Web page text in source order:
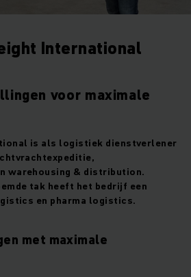
International
voor maximale
is als logistiek dienstverlener
warehousing & distribution.
tak heeft het bedrijf een
en pharma logistics.
met maximale